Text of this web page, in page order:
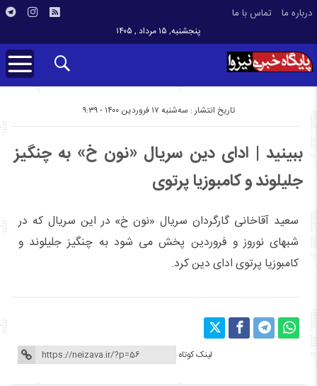
درباره ما تماس با ما
پنجشنبه, ۱۵ مرداد , ۱۴۰۵
تاریخ انتشار : سه‌شنبه ۱۷ فروردین ۱۴۰۰ - ۹:۳۹
ببینید | ادای دین سریال «نون خ» به چنگیز
جلیلوند و کامبوزیا پرتوی
سعید آقاخانی گارگردان سریال «نون خ» در این سریال که در
شبهای نوروز و فروردین پخش می شود به چنگیز جلیلوند و
کامبوزیا پرتوی ادای دین کرد.
لینک کوتاه